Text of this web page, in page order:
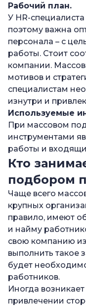
Рабочий план.
У HR-
поэтому важна
персонала – с
работы. Стоит
компании.
мотивов и
специалистам
изнутри и
Используемые
При массовом
инструментами
работы и
Кто
подбором
Чаще всего
крупных
правило, имеют
и найму
свою компанию
выполнить такое
будет
работников.
Иногда
привлечении